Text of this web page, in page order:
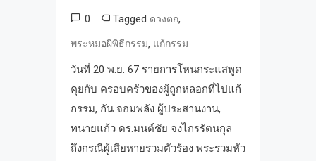
0 Tagged ดวงตก,
พระหมอผีพิธีกรรม, แก้กรรม
วันที่ 20 พ.ย. 67 รายการโหนกระแสพูด
คุยกับ ครอบครัวของผู้ถูกหลอกที่ไปแก้
กรรม, กัน จอมพลัง ผู้ประสานงาน,
ทนายแก้ว ดร.มนต์ชัย จงไกรรัตนกุล
ถึงกรณีผู้เสียหายรวมตัวร้อง พระรวมหัว